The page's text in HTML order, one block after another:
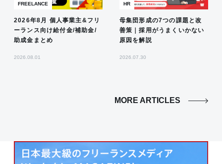
FREELANCE
2026年8月 個人事業主&フリ
ーランス向け給付金/補助金/
助成金まとめ
2026.08.01
HR
母集団形成の7つの課題と改
善策｜採用がうまくいかない
原因を解説
2026.07.30
MORE ARTICLES